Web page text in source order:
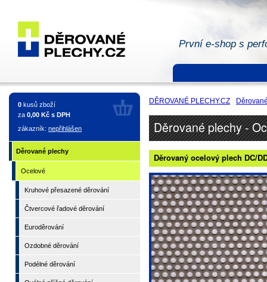
První e-shop s
Děrované
plechy -
Ocelové
0 kusů zboží
za 0,00 Kč s DPH
zákazník: nepřihlášen
Děrované plechy
Ocelové
Kruhové přesazené děrování
Čtvercové řadové děrování
Euroděrování
Ozdobné děrování
Podélné děrování
DĚROVANÉ PLECHY.CZ
Děrované plechy -
Děrovaný ocelový plech DC/